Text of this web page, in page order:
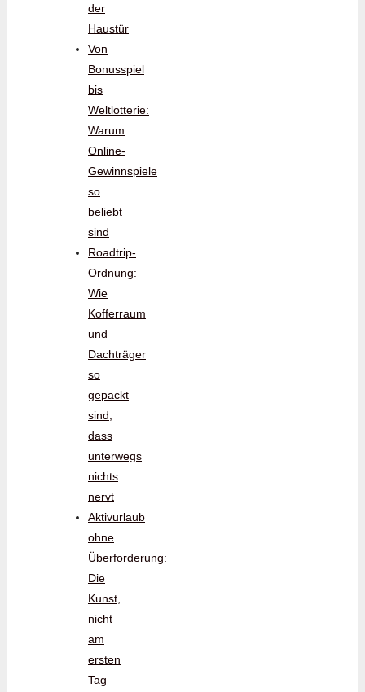
der
Haustür
Von
Bonusspiel
bis
Weltlotterie:
Warum
Online-
Gewinnspiele
so
beliebt
sind
Roadtrip-
Ordnung:
Wie
Kofferraum
und
Dachträger
so
gepackt
sind,
dass
unterwegs
nichts
nervt
Aktivurlaub
ohne
Überforderung:
Die
Kunst,
nicht
am
ersten
Tag